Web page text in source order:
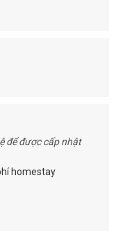
để được cấp nhật
homestay